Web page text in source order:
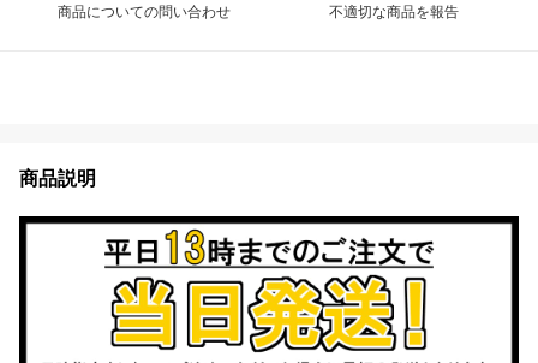
商品についての問い合わせ 不適切な商品を報告
商品説明